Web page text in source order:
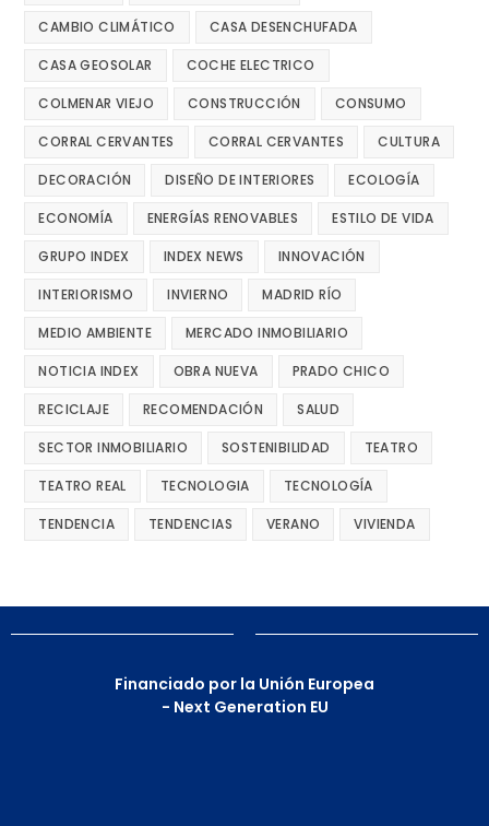
CAMBIO CLIMÁTICO CASA DESENCHUFADA
CASA GEOSOLAR COCHE ELECTRICO
COLMENAR VIEJO CONSTRUCCIÓN CONSUMO
CORRAL CERVANTES CORRAL CERVANTES CULTURA
DECORACIÓN DISEÑO DE INTERIORES ECOLOGÍA
ECONOMÍA ENERGÍAS RENOVABLES ESTILO DE VIDA
GRUPO INDEX INDEX NEWS INNOVACIÓN
INTERIORISMO INVIERNO MADRID RÍO
MEDIO AMBIENTE MERCADO INMOBILIARIO
NOTICIA INDEX OBRA NUEVA PRADO CHICO
RECICLAJE RECOMENDACIÓN SALUD
SECTOR INMOBILIARIO SOSTENIBILIDAD TEATRO
TEATRO REAL TECNOLOGIA TECNOLOGÍA
TENDENCIA TENDENCIAS VERANO VIVIENDA
Financiado por la Unión Europea
- Next Generation EU